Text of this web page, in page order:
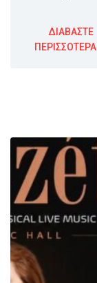
ΔΙΑΒΑΣΤΕ
ΠΕΡΙΣΣΟΤΕΡΑ